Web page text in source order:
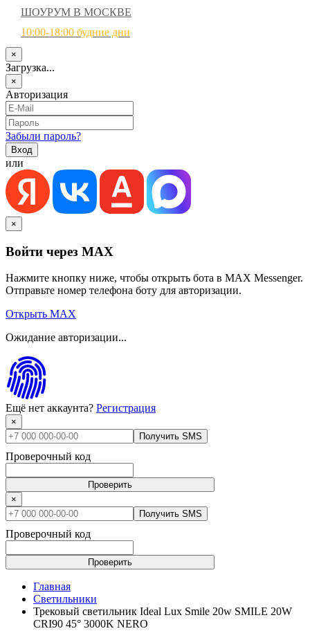
ШОУРУМ В МОСКВЕ
10:00-18:00 будние дни
×
Загрузка...
×
Авторизация
Забыли пароль?
или
×
Войти через MAX
Нажмите кнопку ниже, чтобы открыть бота в MAX Messenger.
Отправьте номер телефона боту для авторизации.
Открыть MAX
Ожидание авторизации...
Ещё нет аккаунта? Регистрация
×
Получить SMS
Проверочный код
Проверить
×
Получить SMS
Проверочный код
Проверить
Главная
Светильники
Трековый светильник Ideal Lux Smile 20w SMILE 20W
CRI90 45° 3000K NERO